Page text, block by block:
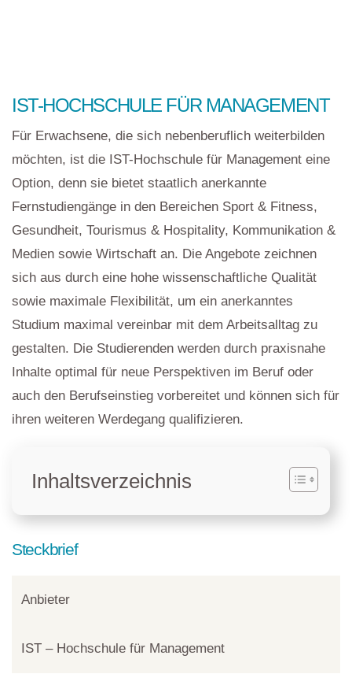
IST-HOCHSCHULE FÜR MANAGEMENT
Für Erwachsene, die sich nebenberuflich weiterbilden
möchten, ist die IST-Hochschule für Management eine
Option, denn sie bietet staatlich anerkannte
Fernstudiengänge in den Bereichen Sport & Fitness,
Gesundheit, Tourismus & Hospitality, Kommunikation &
Medien sowie Wirtschaft an. Die Angebote zeichnen
sich aus durch eine hohe wissenschaftliche Qualität
sowie maximale Flexibilität, um ein anerkanntes
Studium maximal vereinbar mit dem Arbeitsalltag zu
gestalten. Die Studierenden werden durch praxisnahe
Inhalte optimal für neue Perspektiven im Beruf oder
auch den Berufseinstieg vorbereitet und können sich für
ihren weiteren Werdegang qualifizieren.
Inhaltsverzeichnis
Steckbrief
Anbieter
IST – Hochschule für Management